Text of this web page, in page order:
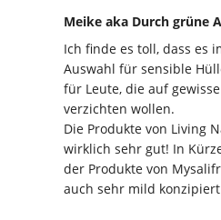
Meike aka Durch grüne
Ich finde es toll, dass es
Auswahl für sensible
für Leute, die auf
verzichten wollen.
Die Produkte von Living
wirklich sehr gut! In
der Produkte von
auch sehr mild